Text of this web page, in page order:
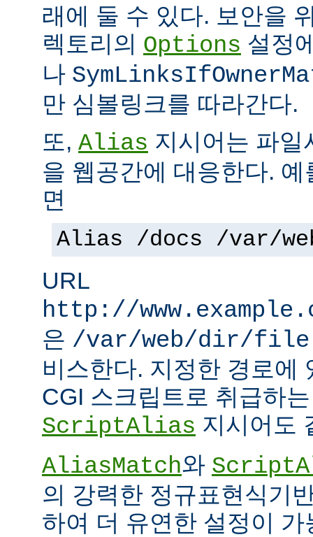
래에 둘 수 있다. 보안을
렉토리의 Options 설정
나
만 심볼링크를 따라간다.
또, Alias 지시어는 파일
을 웹공간에 대응한다.
면
Alias /docs /var/
URL
http://
은 /var/web/dir/
비스한다. 지정한 경로에
CGI 스크립트로 취급하
ScriptAlias 지시어도
AliasMatch와
의 강력한 정규표현식기
하여 더 유연한 설정이